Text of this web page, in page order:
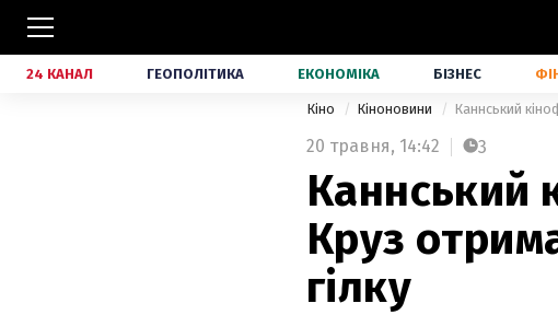
24 КАНАЛ ГЕОПОЛІТИКА ЕКОНОМІКА БІЗНЕС
Кіно Кіноновини Каннський
20 травня, 14:42 3
Каннський
Круз
гілку